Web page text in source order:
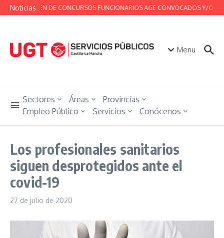
Saltar al contenido
Noticias
RESUMEN DE CONCURSOS FUNCIONARIOS AGE CONVOCADOS Y/O
Menu
Sectores Áreas
Provincias
Empleo Público
Servicios Conócenos
Los profesionales sanitarios
siguen desprotegidos ante el
covid-19
27 de julio de 2020